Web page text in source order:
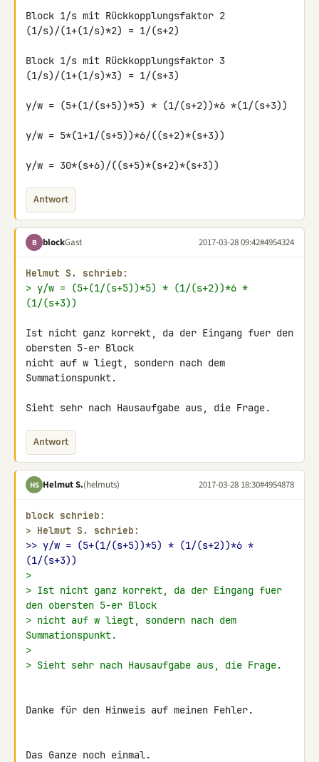
Block 1/s mit Rückkopplungsfaktor 2
(1/s)/(1+(1/s)*2) = 1/(s+2)
Block 1/s mit Rückkopplungsfaktor 3
(1/s)/(1+(1/s)*3) = 1/(s+3)
y/w = (5+(1/(s+5))*5) * (1/(s+2))*6 *(1/(s+3))
y/w = 5*(1+1/(s+5))*6/((s+2)*(s+3))
y/w = 30*(s+6)/((s+5)*(s+2)*(s+3))
Antwort
B blockGast 2017-03-28 09:42#4954324
Helmut S. schrieb:
> y/w = (5+(1/(s+5))*5) * (1/(s+2))*6 *
(1/(s+3))
Ist nicht ganz korrekt, da der Eingang fuer den
obersten 5-er Block
nicht auf w liegt, sondern nach dem
Summationspunkt.
Sieht sehr nach Hausaufgabe aus, die Frage.
Antwort
HS Helmut S.(helmuts) 2017-03-28 18:30#4954878
block schrieb:
> Helmut S. schrieb:
>> y/w = (5+(1/(s+5))*5) * (1/(s+2))*6 *
(1/(s+3))
>
> Ist nicht ganz korrekt, da der Eingang fuer
den obersten 5-er Block
> nicht auf w liegt, sondern nach dem
Summationspunkt.
>
> Sieht sehr nach Hausaufgabe aus, die Frage.
Danke für den Hinweis auf meinen Fehler.
Das Ganze noch einmal.